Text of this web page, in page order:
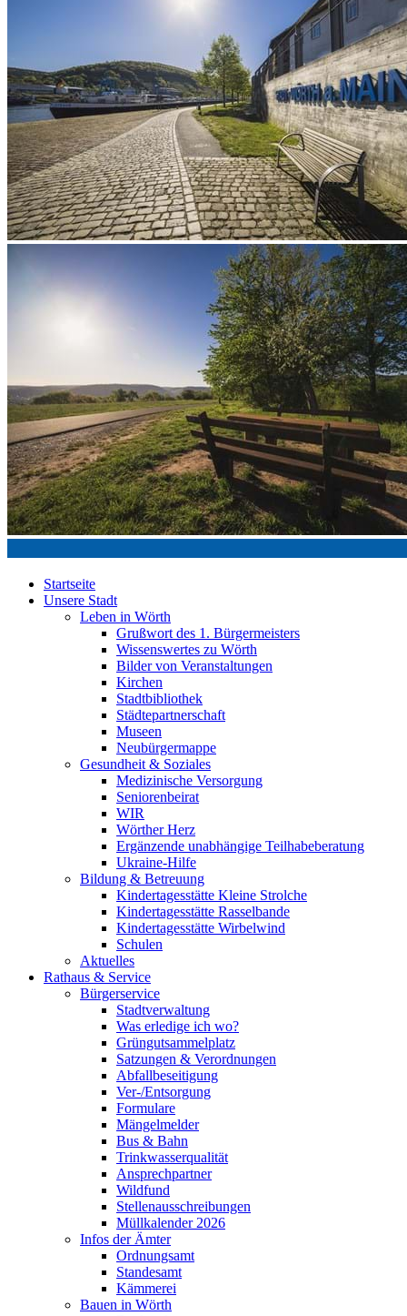
Startseite
Unsere Stadt
Leben in Wörth
Grußwort des 1. Bürgermeisters
Wissenswertes zu Wörth
Bilder von Veranstaltungen
Kirchen
Stadtbibliothek
Städtepartnerschaft
Museen
Neubürgermappe
Gesundheit & Soziales
Medizinische Versorgung
Seniorenbeirat
WIR
Wörther Herz
Ergänzende unabhängige Teilhabeberatung
Ukraine-Hilfe
Bildung & Betreuung
Kindertagesstätte Kleine Strolche
Kindertagesstätte Rasselbande
Kindertagesstätte Wirbelwind
Schulen
Aktuelles
Rathaus & Service
Bürgerservice
Stadtverwaltung
Was erledige ich wo?
Grüngutsammelplatz
Satzungen & Verordnungen
Abfallbeseitigung
Ver-/Entsorgung
Formulare
Mängelmelder
Bus & Bahn
Trinkwasserqualität
Ansprechpartner
Wildfund
Stellenausschreibungen
Müllkalender 2026
Infos der Ämter
Ordnungsamt
Standesamt
Kämmerei
Bauen in Wörth